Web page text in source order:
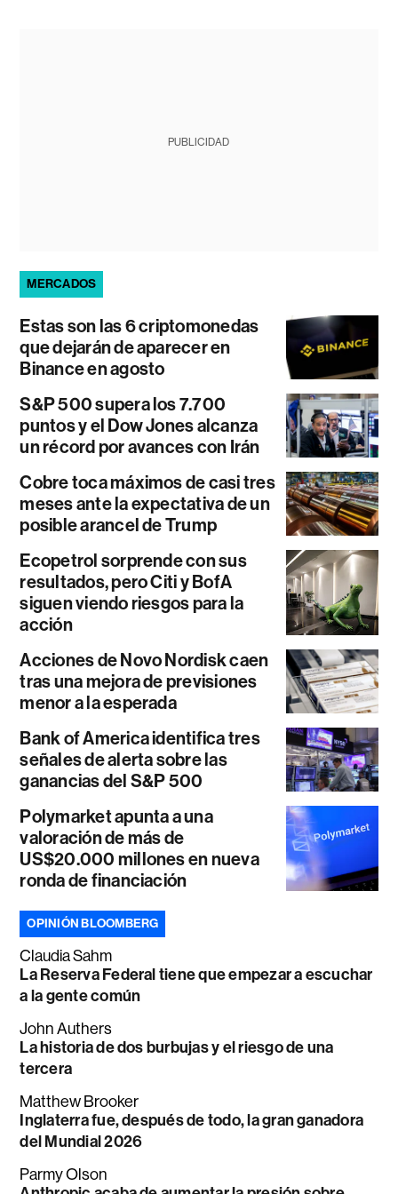
PUBLICIDAD
MERCADOS
Estas son las 6 criptomonedas
que dejarán de aparecer en
Binance en agosto
S&P 500 supera los 7.700
puntos y el Dow Jones alcanza
un récord por avances con Irán
Cobre toca máximos de casi tres
meses ante la expectativa de un
posible arancel de Trump
Ecopetrol sorprende con sus
resultados, pero Citi y BofA
siguen viendo riesgos para la
acción
Acciones de Novo Nordisk caen
tras una mejora de previsiones
menor a la esperada
Bank of America identifica tres
señales de alerta sobre las
ganancias del S&P 500
Polymarket apunta a una
valoración de más de
US$20.000 millones en nueva
ronda de financiación
OPINIÓN BLOOMBERG
Claudia Sahm
La Reserva Federal tiene que empezar a escuchar
a la gente común
John Authers
La historia de dos burbujas y el riesgo de una
tercera
Matthew Brooker
Inglaterra fue, después de todo, la gran ganadora
del Mundial 2026
Parmy Olson